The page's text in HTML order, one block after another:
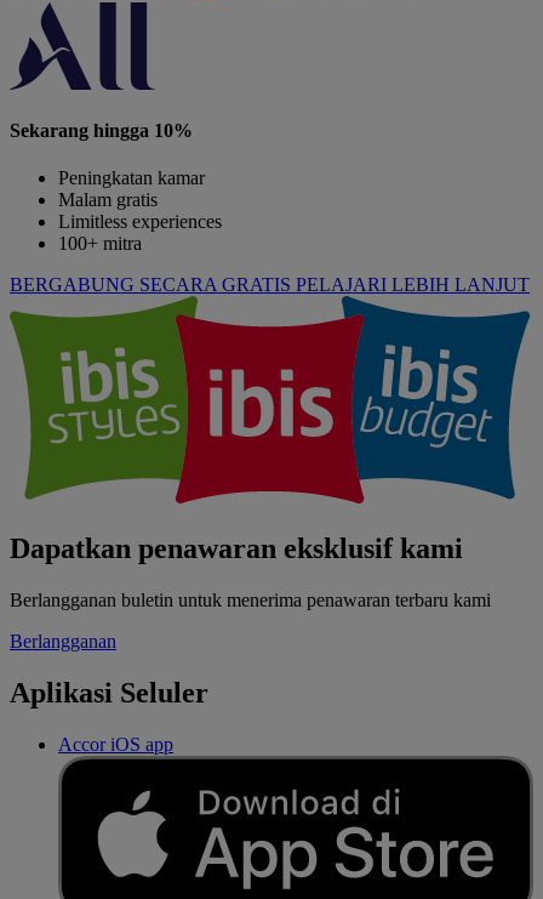
Sekarang hingga 10%
Peningkatan kamar
Malam gratis
Limitless experiences
100+ mitra
BERGABUNG SECARA GRATIS PELAJARI LEBIH LANJUT
Dapatkan penawaran eksklusif kami
Berlangganan buletin untuk menerima penawaran terbaru kami
Berlangganan
Aplikasi Seluler
Accor iOS app